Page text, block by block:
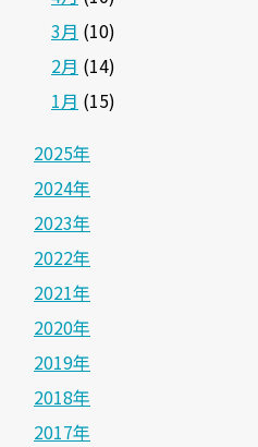
3月 (10)
2月 (14)
1月 (15)
2025年
2024年
2023年
2022年
2021年
2020年
2019年
2018年
2017年